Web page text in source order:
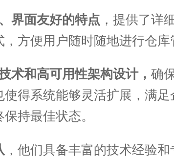
界面友好的特点 ，提供了详
方便用户随时随地进行仓库
术和高可用性架构设计， 确
得系统能够灵活扩展，满
持最佳状态。
，他们具备丰富的技术经验